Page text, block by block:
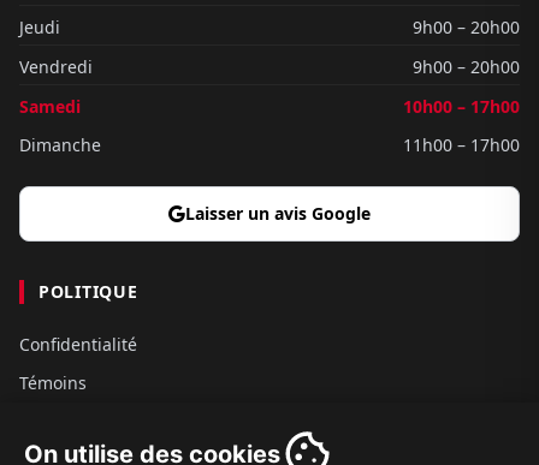
On utilise des cookies
Jeudi
9h00 – 20h00
Vendredi
9h00 – 20h00
Samedi
10h00 – 17h00
Dimanche
11h00 – 17h00
Laisser un avis Google
POLITIQUE
Confidentialité
Témoins
Conditions